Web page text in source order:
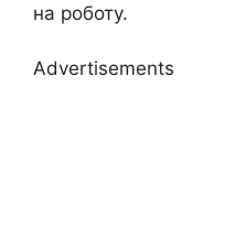
на роботу.
Advertisements